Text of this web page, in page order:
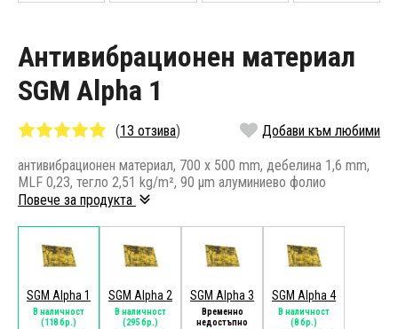
Антивибрационен материал
SGM Alpha 1
(13 отзива) Добави към любими
антивибрационен материал, 700 x 500 mm, дебелина 1,6 mm,
MLF 0,23, тегло 2,51 kg/m², 90 μm алуминиево фолио
Повече за продукта
SGM Alpha 1
В наличност
(118 бр.)
SGM Alpha 2
В наличност
(295 бр.)
SGM Alpha 3
Временно
недостъпно
SGM Alpha 4
В наличност
(8 бр.)